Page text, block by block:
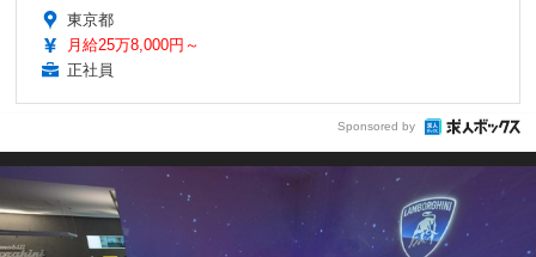
東京都
月給25万8,000円～
正社員
Sponsored by